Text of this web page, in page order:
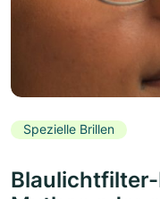
Spezielle Brillen